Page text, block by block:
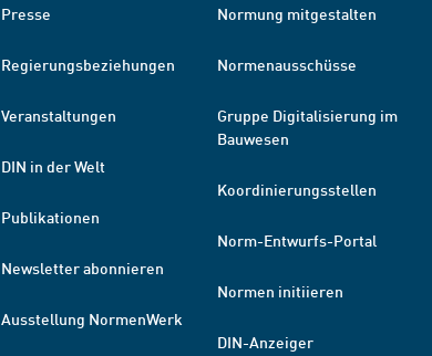
Presse
Regierungsbeziehungen
Veranstaltungen
DIN in der Welt
Publikationen
Newsletter abonnieren
Ausstellung NormenWerk
Normung mitgestalten
Normenausschüsse
Gruppe Digitalisierung im
Bauwesen
Koordinierungsstellen
Norm-Entwurfs-Portal
Normen initiieren
DIN-Anzeiger